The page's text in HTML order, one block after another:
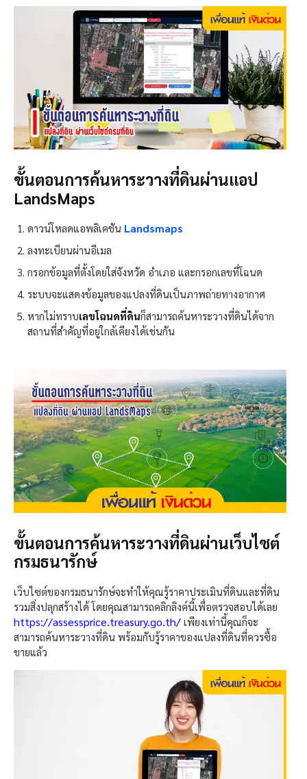
ขั้นตอนการค้นหาระวางที่ดินผ่านแอป
LandsMaps
ดาวน์โหลดแอพลิเคชัน Landsmaps
ลงทะเบียนผ่านอีเมล
กรอกข้อมูลที่ตั้งโดยใส่จังหวัด อำเภอ และกรอกเลขที่โฉนด
ระบบจะแสดงข้อมูลของแปลงที่ดินเป็นภาพถ่ายทางอากาศ
หากไม่ทราบเลขโฉนดที่ดินก็สามารถค้นหาระวางที่ดินได้จาก
สถานที่สำคัญที่อยู่ใกล้เคียงได้เช่นกัน
ขั้นตอนการค้นหาระวางที่ดินผ่านเว็บไซต์
กรมธนารักษ์
เว็บไซต์ของกรมธนารักษ์จะทำให้คุณรู้ราคาประเมินที่ดินและที่ดิน
รวมสิ่งปลุกสร้างได้ โดยคุณสามารถคลิกลิงค์นี้เพื่อตรวจสอบได้เลย
https://assessprice.treasury.go.th/ เพียงเท่านี้คุณก็จะ
สามารถค้นหาระวางที่ดิน พร้อมกับรู้ราคาของแปลงที่ดินที่ควรซื้อ
ขายแล้ว